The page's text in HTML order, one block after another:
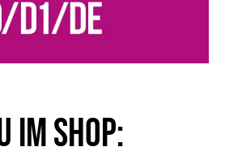
im Shop: